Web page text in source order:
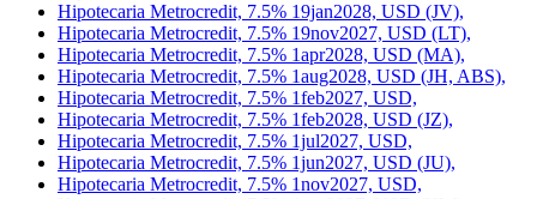
Hipotecaria Metrocredit, 7.5% 19jan2028, USD (JV),
Hipotecaria Metrocredit, 7.5% 19nov2027, USD (LT),
Hipotecaria Metrocredit, 7.5% 1apr2028, USD (MA),
Hipotecaria Metrocredit, 7.5% 1aug2028, USD (JH, ABS),
Hipotecaria Metrocredit, 7.5% 1feb2027, USD,
Hipotecaria Metrocredit, 7.5% 1feb2028, USD (JZ),
Hipotecaria Metrocredit, 7.5% 1jul2027, USD,
Hipotecaria Metrocredit, 7.5% 1jun2027, USD (JU),
Hipotecaria Metrocredit, 7.5% 1nov2027, USD,